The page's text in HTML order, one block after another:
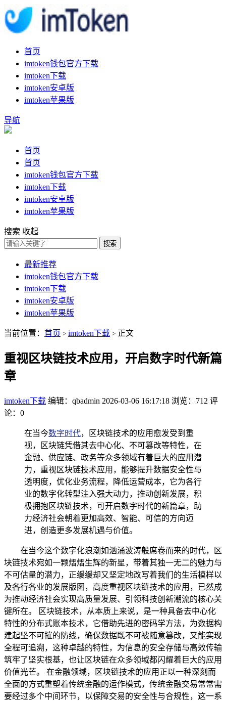
首页
imtoken钱包官方下载
imtoken下载
imtoken安卓版
imtoken苹果版
导航
首页
首页
imtoken钱包官方下载
imtoken下载
imtoken安卓版
imtoken苹果版
搜索 收起
搜索
最新推荐
imtoken钱包官方下载
imtoken下载
imtoken安卓版
imtoken苹果版
当前位置： 首页 > imtoken下载 > 正文
重视区块链技术应用，开启数字时代新篇
章
imtoken下载 编辑：qbadmin 2026-03-06 16:17:18 浏览：712 评
论：0
在当今数字时代，区块链技术的应用愈发受到重
视，区块链凭借其去中心化、不可篡改等特性，在
金融、供应链、政务等众多领域有着巨大的应用潜
力，重视区块链技术应用，能够提升数据安全性与
透明度，优化业务流程，降低运营成本，它为各行
业的数字化转型注入强大动力，推动创新发展，积
极拥抱区块链技术，可开启数字时代的新篇章，助
力经济社会朝着更加高效、智能、可信的方向迈
进，创造更多发展机遇与价值。
在当今这个数字化浪潮如汹涌波涛般席卷而来的时代，区
块链技术宛如一颗熠熠生辉的新星，带着其独一无二的魅力与
不可估量的潜力，正缓缓却又坚定地改写着我们的生活模样以
及各行各业的发展版图，高度重视区块链技术的应用，已然成
为推动经济社会实现高质量发展、引领科技创新潮流的核心关
键所在。 区块链技术，从本质上来说，是一种具备去中心化
特性的分布式账本技术，它借助先进的密码学方法，为数据构
建起坚不可摧的防线，确保数据既不可被随意篡改，又能实现
全程可追溯，这种卓越的特性，为信息的安全存储与高效传输
筑牢了坚实根基，也让区块链在众多领域都闪耀着巨大的应用
价值光芒。 在金融领域，区块链技术的应用正以一种深刻而
全面的方式重塑着传统金融的运作模式，传统金融交易常常需
要经过多个中间环节，以保障交易的安全性与合规性，这一系